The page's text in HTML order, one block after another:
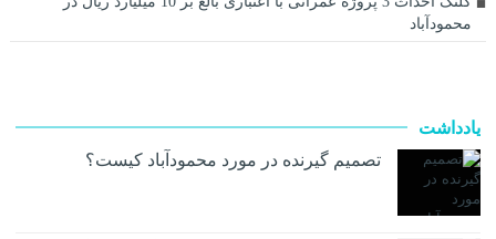
محمودآباد
یادداشت
تصمیم گیرنده در مورد محمودآباد کیست؟